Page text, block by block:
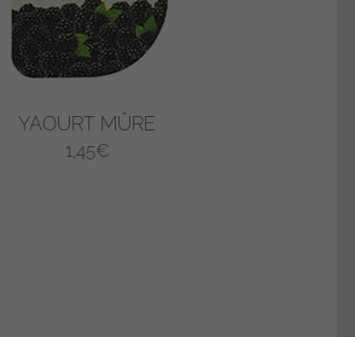
YAOURT MÛRE
1,45€